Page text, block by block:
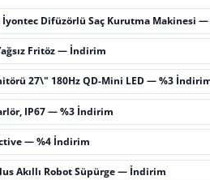
İyontec Difüzörlü Saç Kurutma Makinesi
Fritöz — İndirim
27\" 180Hz QD-Mini LED — %3
IP67 — %3 İndirim
— %4 İndirim
Akıllı Robot Süpürge — İndirim